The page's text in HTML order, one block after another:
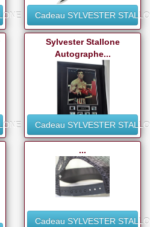
Cadeau SYLVESTER
Sylvester Stallone
Autographe...
Cadeau SYLVESTER
...
Cadeau SYLVESTER